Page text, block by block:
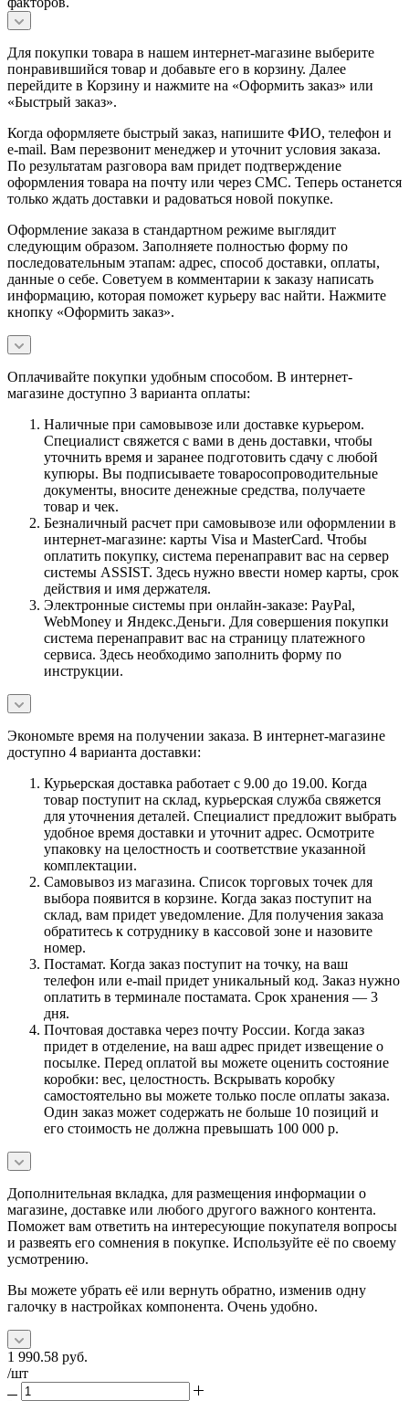
Для покупки товара в нашем интернет-магазине выберите
понравившийся товар и добавьте его в корзину. Далее
перейдите в Корзину и нажмите на «Оформить заказ» или
«Быстрый заказ».
Когда оформляете быстрый заказ, напишите ФИО, телефон и
e-mail. Вам перезвонит менеджер и уточнит условия заказа.
По результатам разговора вам придет подтверждение
оформления товара на почту или через СМС. Теперь останется
только ждать доставки и радоваться новой покупке.
Оформление заказа в стандартном режиме выглядит
следующим образом. Заполняете полностью форму по
последовательным этапам: адрес, способ доставки, оплаты,
данные о себе. Советуем в комментарии к заказу написать
информацию, которая поможет курьеру вас найти. Нажмите
кнопку «Оформить заказ».
Оплачивайте покупки удобным способом. В интернет-
магазине доступно 3 варианта оплаты:
Наличные при самовывозе или доставке курьером.
Специалист свяжется с вами в день доставки, чтобы
уточнить время и заранее подготовить сдачу с любой
купюры. Вы подписываете товаросопроводительные
документы, вносите денежные средства, получаете
товар и чек.
Безналичный расчет при самовывозе или оформлении в
интернет-магазине: карты Visa и MasterCard. Чтобы
оплатить покупку, система перенаправит вас на сервер
системы ASSIST. Здесь нужно ввести номер карты, срок
действия и имя держателя.
Электронные системы при онлайн-заказе: PayPal,
WebMoney и Яндекс.Деньги. Для совершения покупки
система перенаправит вас на страницу платежного
сервиса. Здесь необходимо заполнить форму по
инструкции.
Экономьте время на получении заказа. В интернет-магазине
доступно 4 варианта доставки:
Курьерская доставка работает с 9.00 до 19.00. Когда
товар поступит на склад, курьерская служба свяжется
для уточнения деталей. Специалист предложит выбрать
удобное время доставки и уточнит адрес. Осмотрите
упаковку на целостность и соответствие указанной
комплектации.
Самовывоз из магазина. Список торговых точек для
выбора появится в корзине. Когда заказ поступит на
склад, вам придет уведомление. Для получения заказа
обратитесь к сотруднику в кассовой зоне и назовите
номер.
Постамат. Когда заказ поступит на точку, на ваш
телефон или e-mail придет уникальный код. Заказ нужно
оплатить в терминале постамата. Срок хранения — 3
дня.
Почтовая доставка через почту России. Когда заказ
придет в отделение, на ваш адрес придет извещение о
посылке. Перед оплатой вы можете оценить состояние
коробки: вес, целостность. Вскрывать коробку
самостоятельно вы можете только после оплаты заказа.
Один заказ может содержать не больше 10 позиций и
его стоимость не должна превышать 100 000 р.
Дополнительная вкладка, для размещения информации о
магазине, доставке или любого другого важного контента.
Поможет вам ответить на интересующие покупателя вопросы
и развеять его сомнения в покупке. Используйте её по своему
усмотрению.
Вы можете убрать её или вернуть обратно, изменив одну
галочку в настройках компонента. Очень удобно.
1 990.58 руб.
/шт